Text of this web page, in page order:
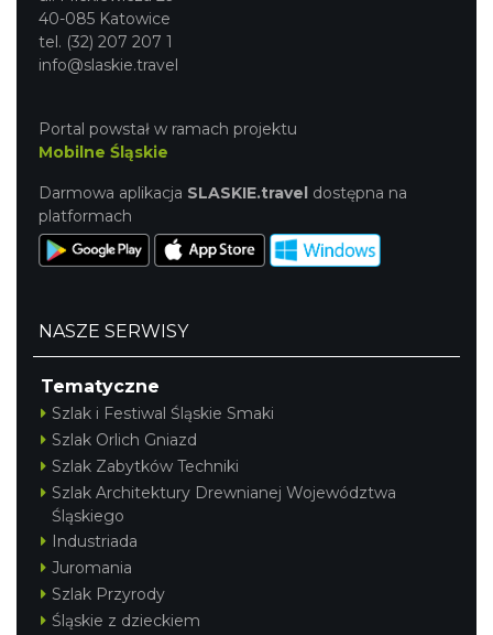
40-085 Katowice
tel. (32) 207 207 1
info@slaskie.travel
Portal powstał w ramach projektu
Mobilne Śląskie
Darmowa aplikacja SLASKIE.travel dostępna na
platformach
NASZE SERWISY
Tematyczne
Szlak i Festiwal Śląskie Smaki
Szlak Orlich Gniazd
Szlak Zabytków Techniki
Szlak Architektury Drewnianej Województwa
Śląskiego
Industriada
Juromania
Szlak Przyrody
Śląskie z dzieckiem